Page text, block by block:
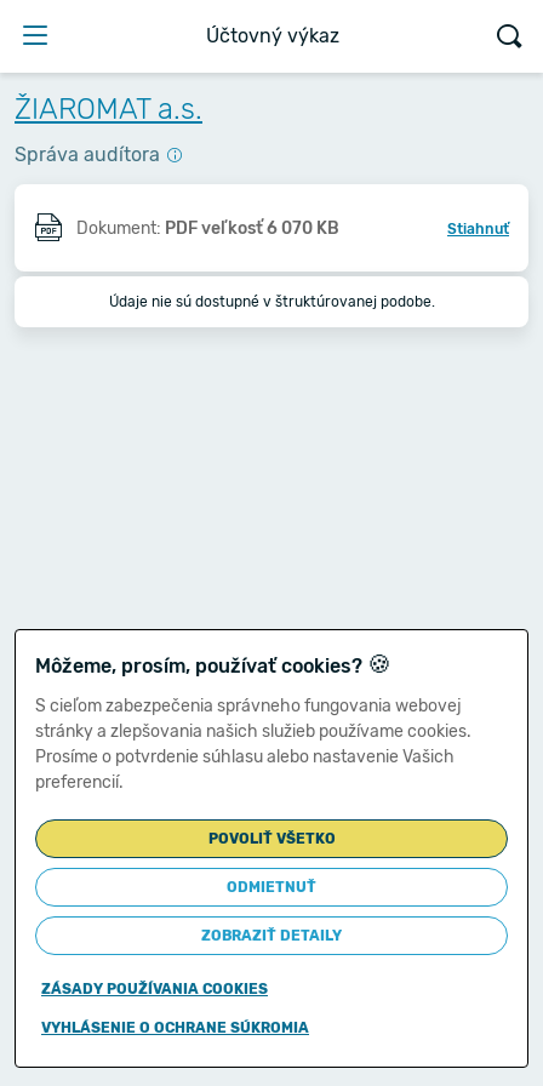
Účtovný výkaz
ŽIAROMAT a.s.
Správa audítora
Dokument: PDF veľkosť 6 070 KB Stiahnuť
Údaje nie sú dostupné v štruktúrovanej podobe.
Môžeme, prosím, používať cookies? 🍪
S cieľom zabezpečenia správneho fungovania webovej
stránky a zlepšovania našich služieb používame cookies.
Prosíme o potvrdenie súhlasu alebo nastavenie Vašich
preferencií.
POVOLIŤ VŠETKO
ODMIETNUŤ
ZOBRAZIŤ DETAILY
ZÁSADY POUŽÍVANIA COOKIES
VYHLÁSENIE O OCHRANE SÚKROMIA
Copyright © 2011-2026